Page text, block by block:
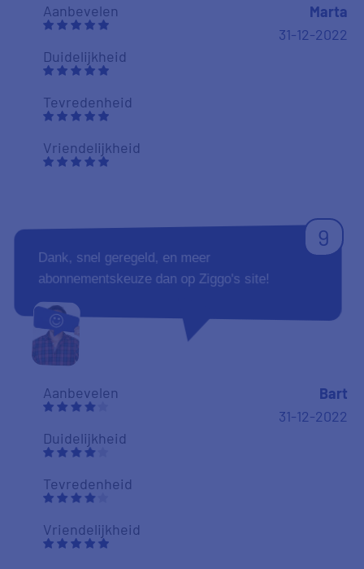
Aanbevelen
Duidelijkheid
Tevredenheid
Vriendelijkheid
Marta
31-12-2022
9
Dank, snel geregeld, en meer
abonnementskeuze dan op Ziggo's site!
Aanbevelen
Duidelijkheid
Tevredenheid
Vriendelijkheid
Bart
31-12-2022